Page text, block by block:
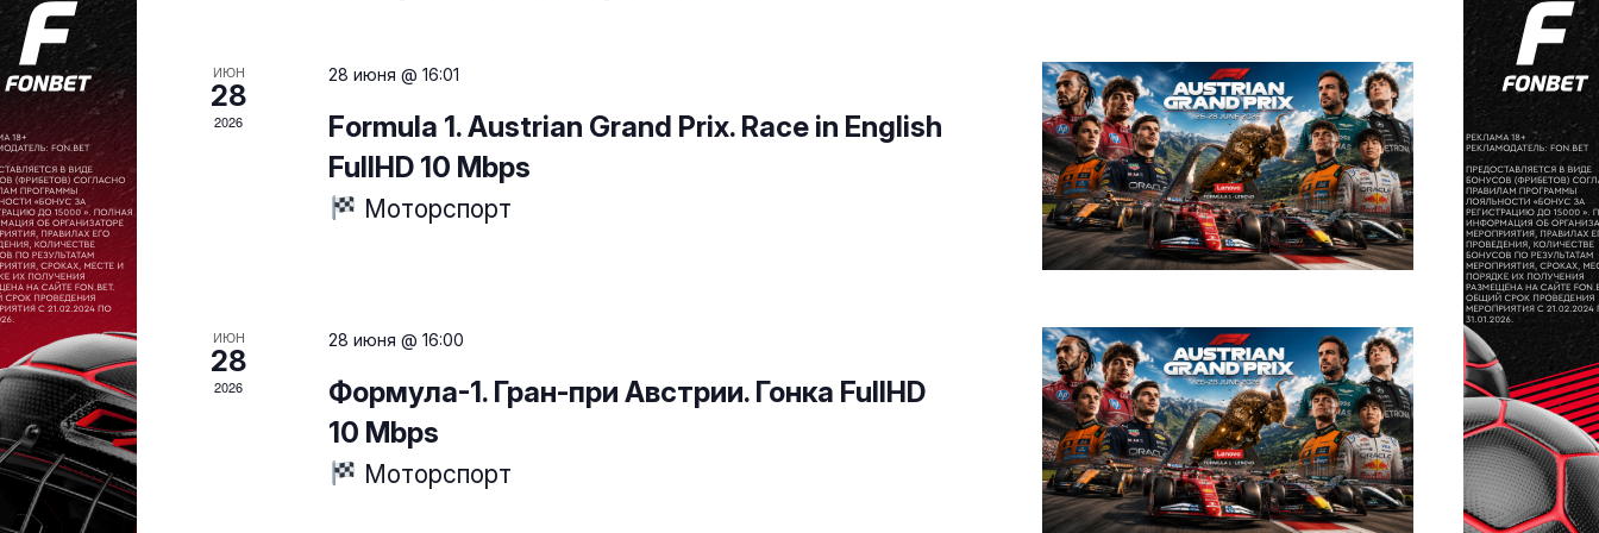
ИЮН
28
2026
28 июня @ 16:01
Formula 1. Austrian Grand Prix. Race in English
FullHD 10 Mbps
Моторспорт
ИЮН
28
2026
28 июня @ 16:00
Формула-1. Гран-при Австрии. Гонка FullHD
10 Mbps
Моторспорт